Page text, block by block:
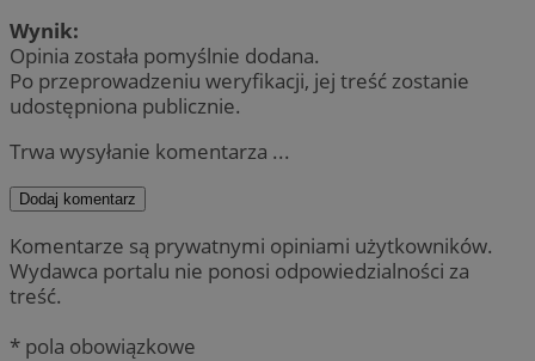
Wynik:
Opinia została pomyślnie dodana.
Po przeprowadzeniu weryfikacji, jej treść zostanie
udostępniona publicznie.
Trwa wysyłanie komentarza ...
Dodaj komentarz
Komentarze są prywatnymi opiniami użytkowników.
Wydawca portalu nie ponosi odpowiedzialności za
treść.
* pola obowiązkowe